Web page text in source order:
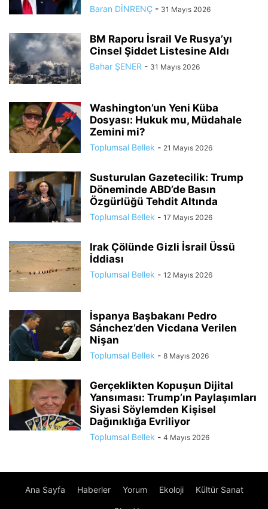
Baran DİNRENÇ - 31 Mayıs 2026
BM Raporu İsrail Ve Rusya’yı
Cinsel Şiddet Listesine Aldı
Bahar ŞENER - 31 Mayıs 2026
Washington’un Yeni Küba
Dosyası: Hukuk mu, Müdahale
Zemini mi?
Toplumsal Bellek - 21 Mayıs 2026
Susturulan Gazetecilik: Trump
Döneminde ABD’de Basın
Özgürlüğü Tehdit Altında
Toplumsal Bellek - 17 Mayıs 2026
Irak Çölünde Gizli İsrail Üssü
İddiası
Toplumsal Bellek - 12 Mayıs 2026
İspanya Başbakanı Pedro
Sánchez’den Vicdana Verilen
Nişan
Toplumsal Bellek - 8 Mayıs 2026
Gerçeklikten Kopuşun Dijital
Yansıması: Trump’ın Paylaşımları
Siyasi Söylemden Kişisel
Dağınıklığa Evriliyor
Toplumsal Bellek - 4 Mayıs 2026
Ana Sayfa Haberler Yorum Ekoloji Kültür Sanat